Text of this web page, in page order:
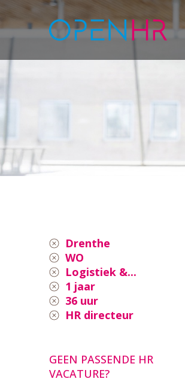
Drenthe
WO
Logistiek &...
1 jaar
36 uur
HR directeur
GEEN PASSENDE HR
VACATURE?